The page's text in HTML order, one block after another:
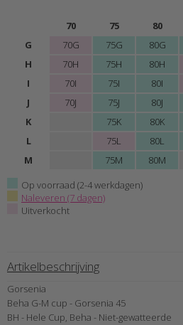
70 75 80
G
70G 75G 80G
H
70H 75H 80H
I
70I 75I 80I
J
70J 75J 80J
K
75K 80K
L
75L 80L
M
75M
80M
Op voorraad (2-4 werkdagen)
Naleveren (7 dagen)
Uitverkocht
Artikelbeschrijving
Gorsenia
Beha G-M cup - Gorsenia 45
BH - Hele Cup, Beha - Niet-gewatteerde